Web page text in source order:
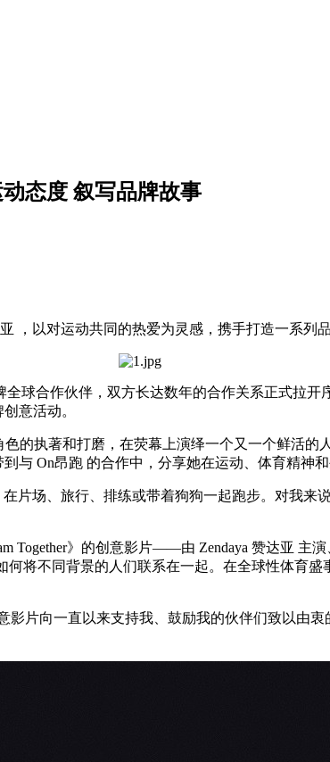
态度 叙写品牌故事
，以对运动共同的热爱为灵感，携手打造一系列
全球合作伙伴，双方长达数年的合作关系正式拉
牌创意活动。
的执著和打磨，在荧幕上演绎一个又一个鲜活
与 On昂跑 的合作中，分享她在运动、体育精
片场、旅行、排练或带着狗狗一起跑步。对我
Together》的创意影片——由 Zendaya 赞达亚 主
将不同背景的人们联系在一起。在全球性体育
片向一直以来支持我、鼓励我的伙伴们致以由衷